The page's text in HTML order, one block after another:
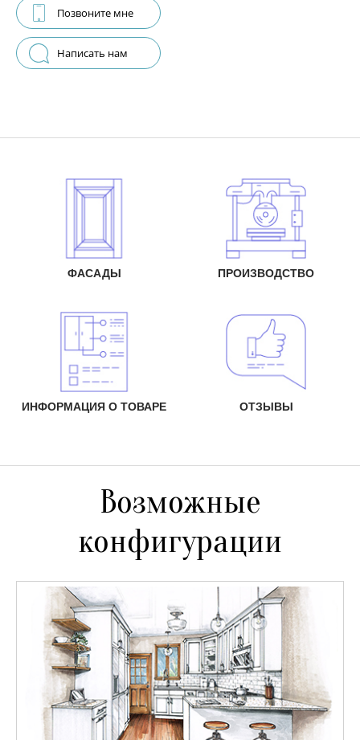
Позвоните мне
Написать нам
ФАСАДЫ ПРОИЗВОДСТВО
ИНФОРМАЦИЯ О ТОВАРЕ ОТЗЫВЫ
Возможные
конфигурации